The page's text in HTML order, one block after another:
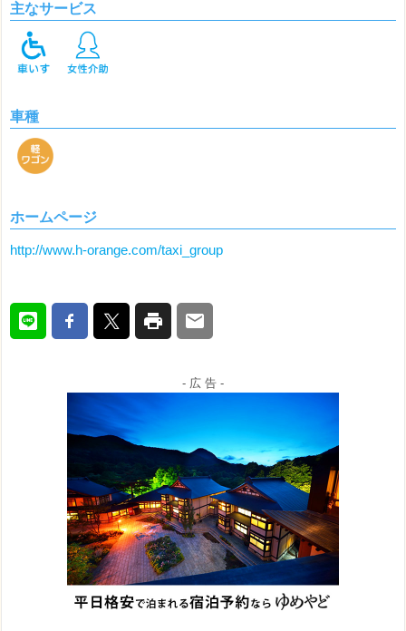
主なサービス
車種
ホームページ
http://www.h-orange.com/taxi_group
- 広 告 -